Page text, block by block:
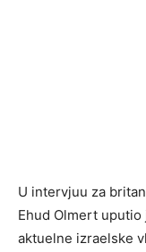
U intervjuu za
Ehud Olmert
aktuelne izraelske